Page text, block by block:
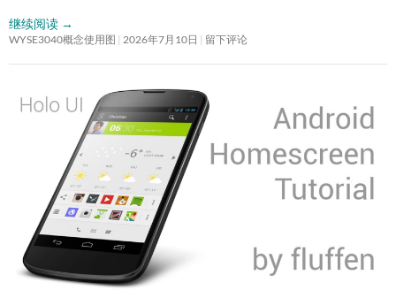
继续阅读 →
WYSE3040概念使用图 2026年7月10日 留下评论